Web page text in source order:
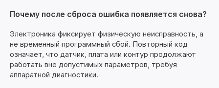
Почему после сброса ошибка появляется снова?
Электроника фиксирует физическую неисправность, а
не временный программный сбой. Повторный код
означает, что датчик, плата или контур продолжают
работать вне допустимых параметров, требуя
аппаратной диагностики.